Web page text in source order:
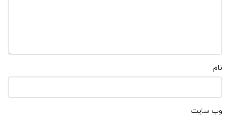
نام
وب‌ سایت